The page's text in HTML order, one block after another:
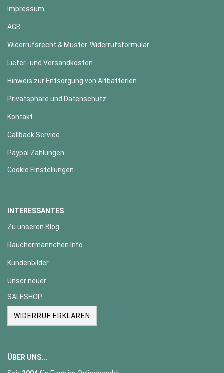
Impressum
AGB
Widerrufsrecht & Muster-Widerrufsformular
Liefer- und Versandkosten
Hinweis zur Entsorgung von Altbatterien
Privatsphäre und Datenschutz
Kontakt
Callback Service
Paypal Zahlungen
Cookie Einstellungen
INTERESSANTES
Zu unseren Blog
Räuchermännchen Info
Kundenbilder
Unser neuer
SALESHOP
WIDERRUF ERKLÄREN
ÜBER UNS...